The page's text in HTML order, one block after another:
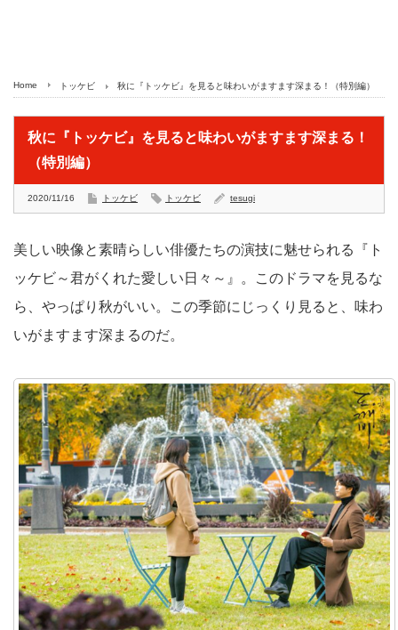
Home トッケビ 秋に『トッケビ』を見ると味わいがますます深まる！（特別編）
秋に『トッケビ』を見ると味わいがますます深まる！
（特別編）
2020/11/16 トッケビ トッケビ tesugi
美しい映像と素晴らしい俳優たちの演技に魅せられる『ト
ッケビ～君がくれた愛しい日々～』。このドラマを見るな
ら、やっぱり秋がいい。この季節にじっくり見ると、味わ
いがますます深まるのだ。